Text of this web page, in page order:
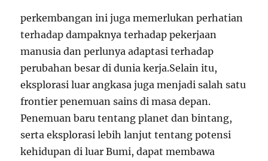
perkembangan ini juga memerlukan perhatian
terhadap dampaknya terhadap pekerjaan
manusia dan perlunya adaptasi terhadap
perubahan besar di dunia kerja.Selain itu,
eksplorasi luar angkasa juga menjadi salah satu
frontier penemuan sains di masa depan.
Penemuan baru tentang planet dan bintang,
serta eksplorasi lebih lanjut tentang potensi
kehidupan di luar Bumi, dapat membawa